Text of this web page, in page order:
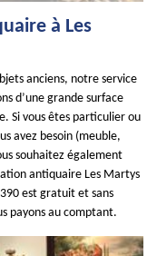
à Les
anciens, notre service
d’une grande surface
Si vous êtes particulier ou
avez besoin (meuble,
souhaitez également
antiquaire Les Martys
est gratuit et sans
payons au comptant.